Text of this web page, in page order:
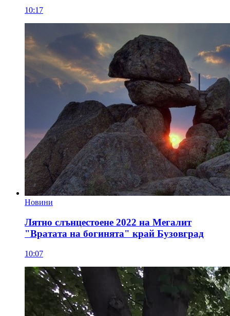
10:17
Новини
Лятно слънцестоене 2022 на Мегалит
"Вратата на богинята" край Бузовград
10:07